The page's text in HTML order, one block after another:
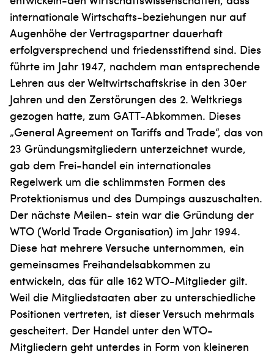
internationale Wirtschafts-beziehungen nur auf
Augenhöhe der Vertragspartner dauerhaft
erfolgversprechend und friedensstiftend sind. Dies
führte im Jahr 1947, nachdem man entsprechende
Lehren aus der Weltwirtschaftskrise in den 30er
Jahren und den Zerstörungen des 2. Weltkriegs
gezogen hatte, zum GATT-Abkommen. Dieses
„General Agreement on Tariffs and Trade“, das von
23 Gründungsmitgliedern unterzeichnet wurde,
gab dem Frei-handel ein internationales
Regelwerk um die schlimmsten Formen des
Protektionismus und des Dumpings auszuschalten.
Der nächste Meilen- stein war die Gründung der
WTO (World Trade Organisation) im Jahr 1994.
Diese hat mehrere Versuche unternommen, ein
gemeinsames Freihandelsabkommen zu
entwickeln, das für alle 162 WTO-Mitglieder gilt.
Weil die Mitgliedstaaten aber zu unterschiedliche
Positionen vertreten, ist dieser Versuch mehrmals
gescheitert. Der Handel unter den WTO-
Mitgliedern geht unterdes in Form von kleineren